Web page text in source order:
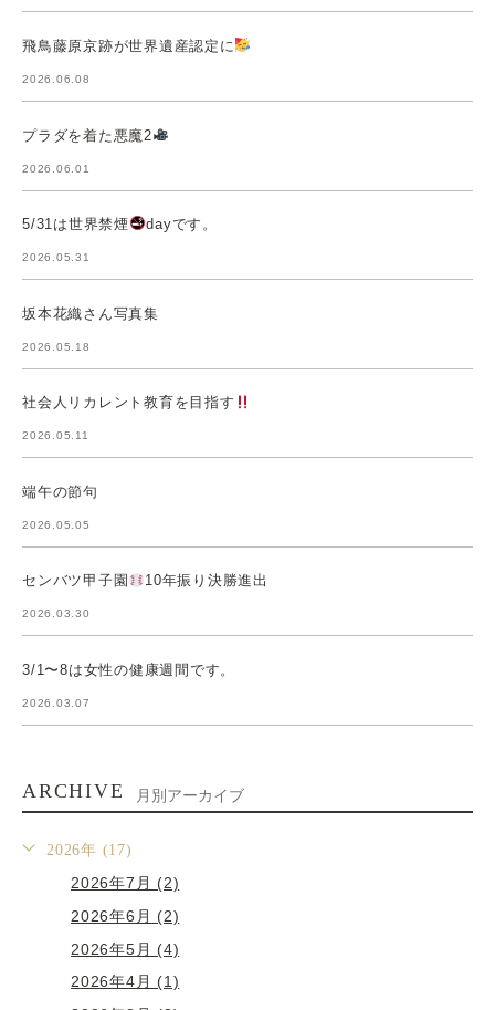
飛鳥藤原京跡が世界遺産認定に
2026.06.08
プラダを着た悪魔2
2026.06.01
5/31は世界禁煙 dayです。
2026.05.31
坂本花織さん写真集
2026.05.18
社会人リカレント教育を目指す
2026.05.11
端午の節句
2026.05.05
センバツ甲子園 10年振り決勝進出
2026.03.30
3/1〜8は女性の健康週間です。
2026.03.07
ARCHIVE 月別アーカイブ
2026年 (17)
2026年7月 (2)
2026年6月 (2)
2026年5月 (4)
2026年4月 (1)